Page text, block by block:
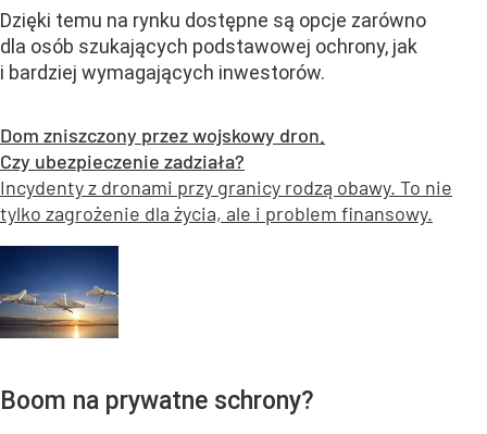
Dzięki temu na rynku dostępne są opcje zarówno
dla osób szukających podstawowej ochrony, jak
i bardziej wymagających inwestorów.
Dom zniszczony przez wojskowy dron.
Czy ubezpieczenie zadziała?
Incydenty z dronami przy granicy rodzą obawy. To nie
tylko zagrożenie dla życia, ale i problem finansowy.
Boom na prywatne schrony?